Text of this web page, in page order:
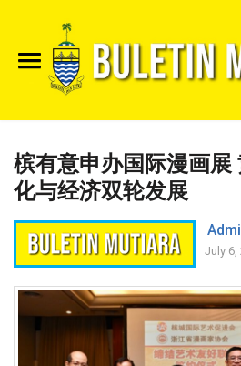
槟有意申办国际漫画
化与经济双轮发展
July 6,